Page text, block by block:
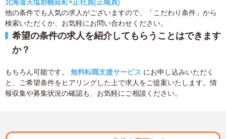
北海道天塩郡幌延町×正社員(正職員)
他の条件でも人気の求人がございますので、「こだわり条件」から
検索いただくか、お気軽にお問い合わせください。
希望の条件の求人を紹介してもらうことはできます
か？
もちろん可能です。 無料転職支援サービス にお申し込みいただく
と、ご希望条件をヒアリングした上で求人をご提案いたします。情
報収集や募集状況の確認も、お気軽にご相談ください。